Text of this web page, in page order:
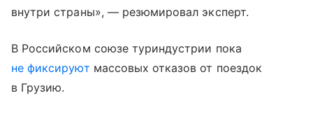
внутри страны», — резюмировал эксперт.
В Российском союзе туриндустрии пока
не фиксируют массовых отказов от поездок
в Грузию.